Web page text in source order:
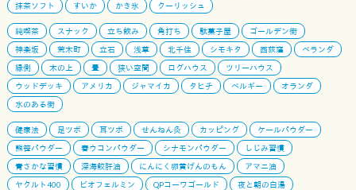
抹茶ソフト
すいか かき氷 クーリッシュ
純喫茶 スナック 立ち飲み 角打ち 駄菓子屋
ゴールデン街
神楽坂
荒木町 立石 浅草 北千住 シモキタ 西荻窪
ベランダ
縁側
木の上 畳 狭い空間 ログハウス
ツリーハウス
ウッドデッキ
アメリカ ジャマイカ タヒチ ベルギー
オランダ
水のある街
健康法 足ツボ 耳ツボ せんねん灸 カッピング
ケールパウダー
熊笹パウダー
春ウコンパウダー シナモンパウダー
しじみ習慣
青さかな習慣
深海鮫肝油 にんにく卵黄げんのもん
アマニ油
ヤクルト400
ビオフェルミン QPコーワゴールド 夜と朝の白湯